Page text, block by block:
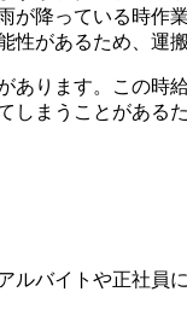
が降っている時作
があるため、運
ります。この時
しまうことがある
ルバイトや正社員